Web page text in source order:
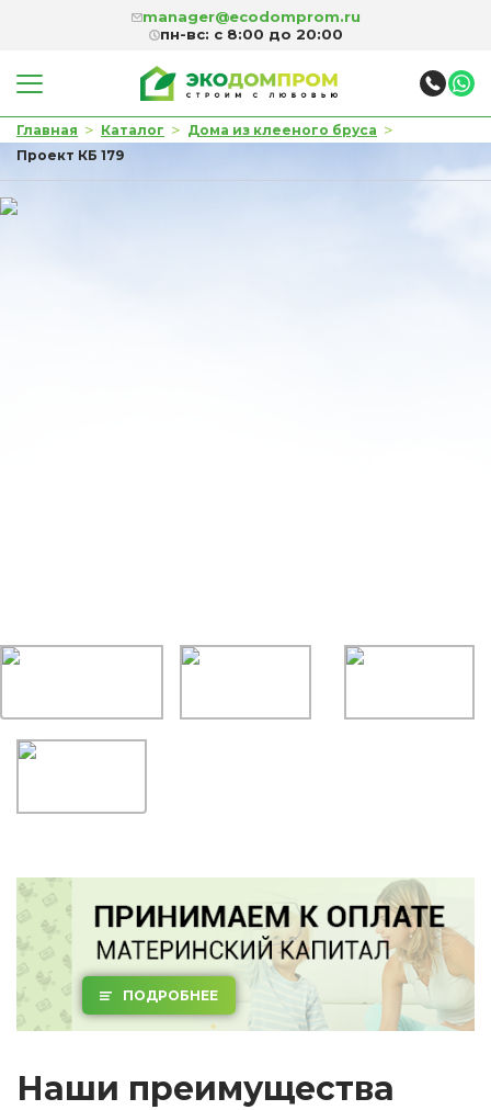
manager@ecodomprom.ru
пн-вс: с 8:00 до 20:00
Главная > Каталог > Дома из клееного бруса >
Проект КБ 179
ПОДРОБНЕЕ
Наши преимущества